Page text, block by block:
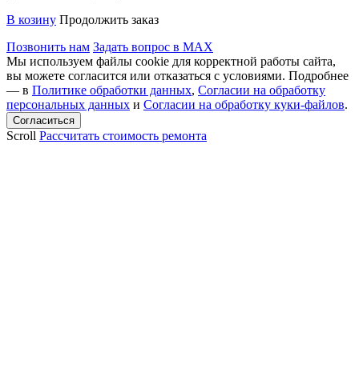
В козину Продолжить заказ
Позвонить нам Задать вопрос в MAX
Мы используем файлы cookie для корректной работы сайта,
вы можете согласится или отказаться с условиями. Подробнее
— в Политике обработки данных, Согласии на обработку
персональных данных и Согласии на обработку куки-файлов.
Scroll Рассчитать стоимость ремонта